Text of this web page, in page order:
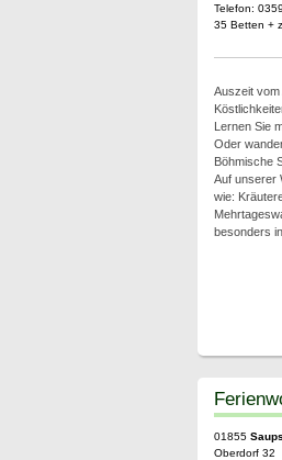
Telefon:
35 Betten +
Auszeit vom
Lernen Sie
Oder
Böhmische
Auf unserer
wie:
besonders
01855
Oberdorf 32